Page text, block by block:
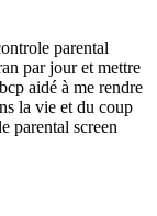
parental
par jour et mettre
aidé à me rendre
la vie et du coup
parental screen